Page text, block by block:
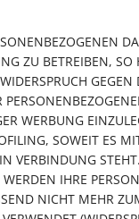
ZU BETREIBEN, SO
WERBUNG
SOWEIT ES
VERBINDUNG
IHRE
NICHT MEHR